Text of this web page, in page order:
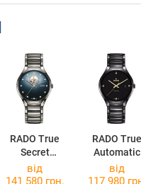
RADO True
Secret
Diamonds
R27108732
RADO True
Automatic
Diamonds
від
141 580 грн.
від
117 980